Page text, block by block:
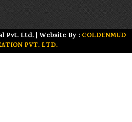
Pvt. Ltd. | Website By : GOLDENMUD
PVT. LTD.